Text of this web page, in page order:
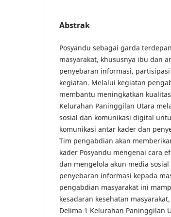
Abstrak
Posyandu sebagai garda
masyarakat, khususnya ibu dan
penyebaran informasi,
kegiatan. Melalui kegiatan
membantu meningkatkan
Kelurahan Paninggilan Utara
sosial dan komunikasi digital
komunikasi antar kader dan
Tim pengabdian akan
kader Posyandu mengenai cara
dan mengelola akun media
penyebaran informasi kepada
pengabdian masyarakat ini
kesadaran kesehatan
Delima 1 Kelurahan Paninggilan